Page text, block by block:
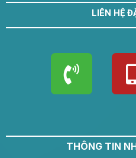
LIÊN HỆ
THÔNG TIN